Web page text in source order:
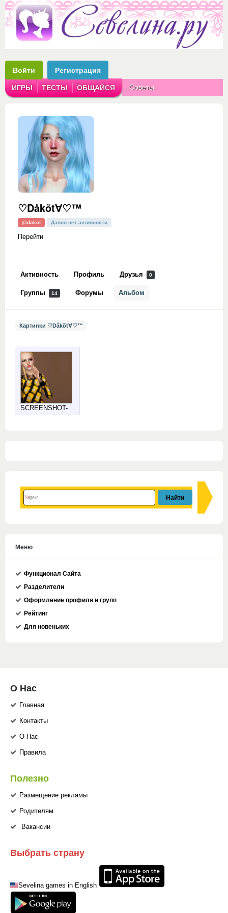
Войти Регистрация
ИГРЫ ТЕСТЫ ОБЩАЙСЯ Советы
♡Dåkõt∀♡™
@dakot Давно нет активности
Перейти
Активность Профиль Друзья 0
Группы 14 Форумы Альбом
Картинки ♡Dåkõt∀♡™
SCREENSHOT-…
Меню
Функционал Сайта
Разделители
Оформление профиля и групп
Рейтинг
Для новеньких
О Нас
Главная
Контакты
О Нас
Правила
Полезно
Размещение рекламы
Родителям
Вакансии
Выбрать страну
Sevelina games in English